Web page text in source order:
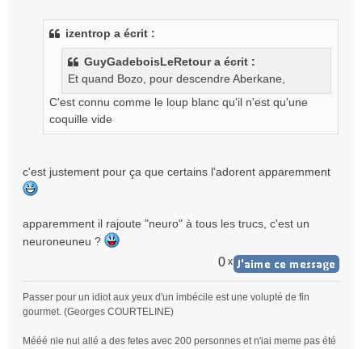
izentrop a écrit :
GuyGadeboisLeRetour a écrit :
Et quand Bozo, pour descendre Aberkane,
C'est connu comme le loup blanc qu'il n'est qu'une
coquille vide
c'est justement pour ça que certains l'adorent apparemment
apparemment il rajoute "neuro" à tous les trucs, c'est un
neuroneuneu ?
0 x
Passer pour un idiot aux yeux d'un imbécile est une volupté de fin
gourmet. (Georges COURTELINE)
Mééé nie nui allé a des fetes avec 200 personnes et n'iai meme pas été